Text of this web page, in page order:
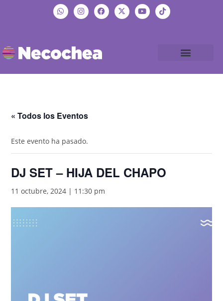
« Todos los Eventos
Este evento ha pasado.
DJ SET – HIJA DEL CHAPO
11 octubre, 2024 | 11:30 pm